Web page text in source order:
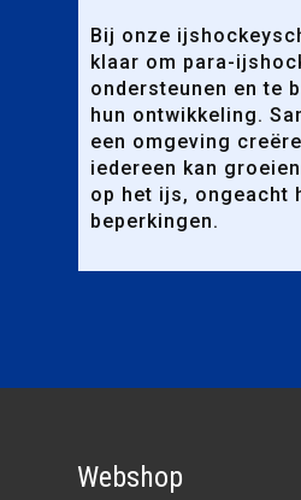
Bij onze
klaar om para-
ondersteunen en te
hun ontwikkeling.
een omgeving
iedereen kan
op het ijs, ongeacht
beperkingen.
Webshop